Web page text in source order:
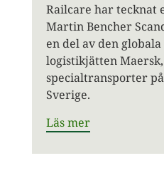
Railcare har tecknat
Martin Bencher
en del av den
logistikjätten
specialtransporter
Sverige.
Läs mer